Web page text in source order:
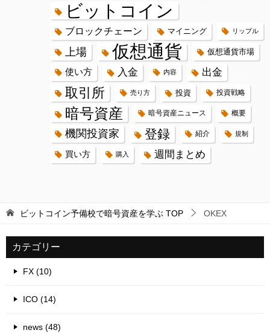
ビットコイン
ブロックチェーン マイニング リップル
上場 仮想通貨 仮想通貨市場
使い方 入金 内容 出金
取引所 売り方 投資 投資戦略
暗号資産 暗号資産ニュース 概要
機関投資家 登録 紹介 規制
買い方 購入 週間まとめ
ビットコイン予備校で暗号資産を学ぶ TOP OKEX
カテゴリー
FX (10)
ICO (14)
news (48)